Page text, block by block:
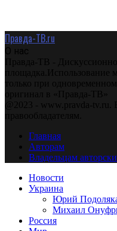
Правда-ТВ.ru
О нас
Правда-ТВ -
площадка.Использование
только при
оригинал в «Правда-ТВ»
@2023 - www.pravda-tv.ru.
правообладателям.
Главная
Авторам
Владельцам
Новости
Украина
Юрий
Михаил
Россия